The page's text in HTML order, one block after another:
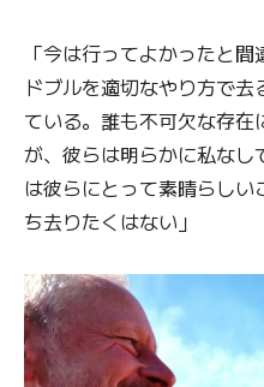
「今は行ってよかったと
ドブルを適切なやり方で
ている。誰も不可欠な存
が、彼らは明らかに私な
は彼らにとって素晴らし
ち去りたくはない」